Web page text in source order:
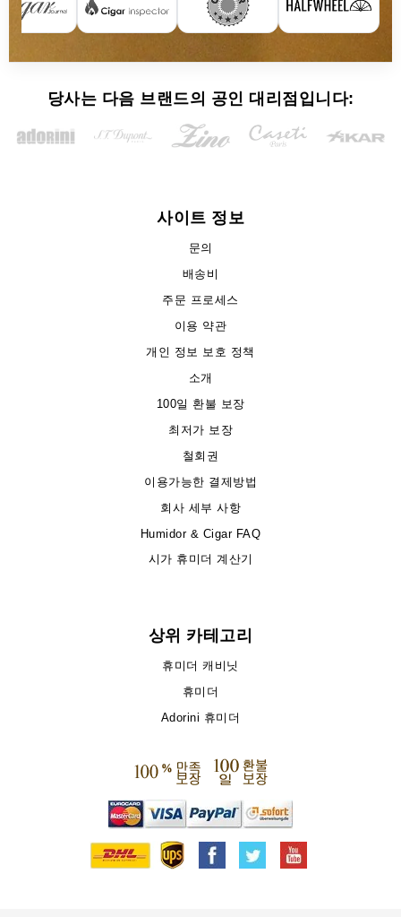
당사는 다음 브랜드의 공인 대리점입니다:
사이트 정보
문의
배송비
주문 프로세스
이용 약관
개인 정보 보호 정책
소개
100일 환불 보장
최저가 보장
철회권
이용가능한 결제방법
회사 세부 사항
Humidor & Cigar FAQ
시가 휴미더 계산기
상위 카테고리
휴미더 캐비닛
휴미더
Adorini 휴미더